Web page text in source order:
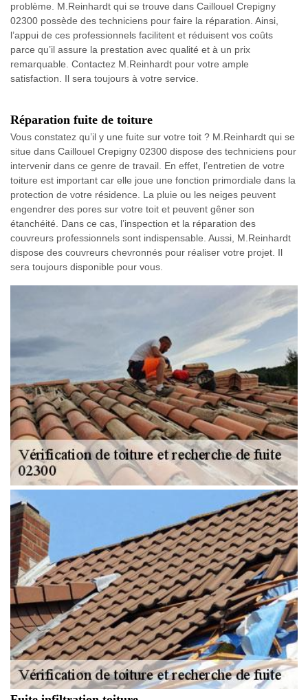
problème. M.Reinhardt qui se trouve dans Caillouel Crepigny
02300 possède des techniciens pour faire la réparation. Ainsi,
l’appui de ces professionnels facilitent et réduisent vos coûts
parce qu’il assure la prestation avec qualité et à un prix
remarquable. Contactez M.Reinhardt pour votre ample
satisfaction. Il sera toujours à votre service.
Réparation fuite de toiture
Vous constatez qu’il y une fuite sur votre toit ? M.Reinhardt qui se
situe dans Caillouel Crepigny 02300 dispose des techniciens pour
intervenir dans ce genre de travail. En effet, l’entretien de votre
toiture est important car elle joue une fonction primordiale dans la
protection de votre résidence. La pluie ou les neiges peuvent
engendrer des pores sur votre toit et peuvent gêner son
étanchéité. Dans ce cas, l’inspection et la réparation des
couvreurs professionnels sont indispensable. Aussi, M.Reinhardt
dispose des couvreurs chevronnés pour réaliser votre projet. Il
sera toujours disponible pour vous.